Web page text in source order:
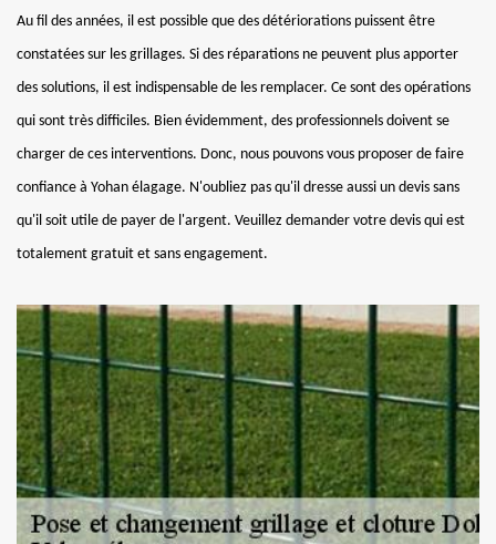
Au fil des années, il est possible que des détériorations puissent être
constatées sur les grillages. Si des réparations ne peuvent plus apporter
des solutions, il est indispensable de les remplacer. Ce sont des opérations
qui sont très difficiles. Bien évidemment, des professionnels doivent se
charger de ces interventions. Donc, nous pouvons vous proposer de faire
confiance à Yohan élagage. N'oubliez pas qu'il dresse aussi un devis sans
qu'il soit utile de payer de l'argent. Veuillez demander votre devis qui est
totalement gratuit et sans engagement.